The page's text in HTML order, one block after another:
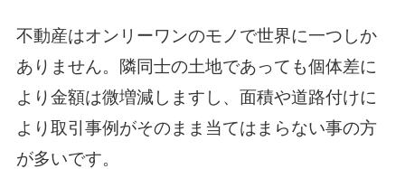
不動産はオンリーワンのモノで世界に一つしか
ありません。隣同士の土地であっても個体差に
より金額は微増減しますし、面積や道路付けに
より取引事例がそのまま当てはまらない事の方
が多いです。